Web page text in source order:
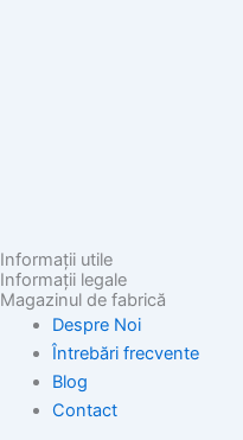
Informații utile
Informații legale
Magazinul de fabrică
Despre Noi
Întrebări frecvente
Blog
Contact